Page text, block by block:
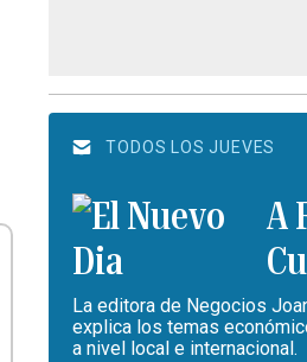
TODOS LOS JUEVES
A
La editora de Negocios
explica los temas
a nivel local e internacional.